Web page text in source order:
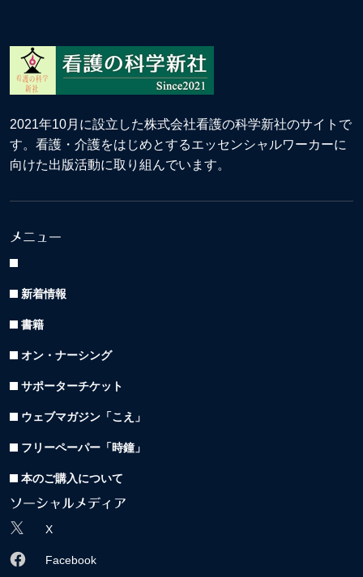
2021年10月に設立した株式会社看護の科学新社のサイトで
す。看護・介護をはじめとするエッセンシャルワーカーに
向けた出版活動に取り組んでいます。
メニュー
新着情報
書籍
オン・ナーシング
サポーターチケット
ウェブマガジン「こえ」
フリーペーパー「時鐘」
本のご購入について
ソーシャルメディア
X
Facebook